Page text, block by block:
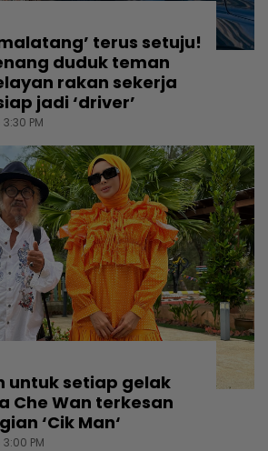
terus setuju!
duduk teman
rakan sekerja
jadi ‘driver’
PM
untuk setiap gelak
Che Wan terkesan
‘Cik Man‘
PM